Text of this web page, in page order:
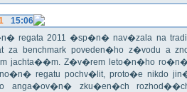
15:06
regata 2011 �sp�n� nav�zala na
za benchmark poveden�ho z�vodu a
jachta��m. Z�v�rem leto�n�ho
regatu pochv�lit, proto�e nikdo
anga�ov�n� zku�en�ch